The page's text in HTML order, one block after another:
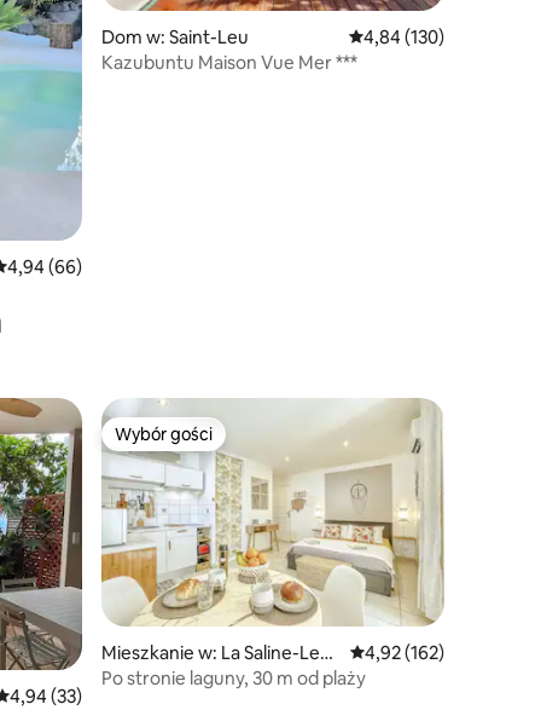
ocena: 4,94 na 5, liczba recenzji: 66
4,94 (66)
Dom w: Saint-Leu Średnia ocena: 4,84
4,84 (130)
Kazubuntu Maison Vue Mer ***
ocena: 4,94 na 5, liczba recenzji: 33
4,94 (33)
Wybór gości
Wybór gości
Mieszkanie w: La Saline-Les-
Bains
Średnia ocena: 4,92
4,92 (162)
Po stronie laguny, 30 m od plaży